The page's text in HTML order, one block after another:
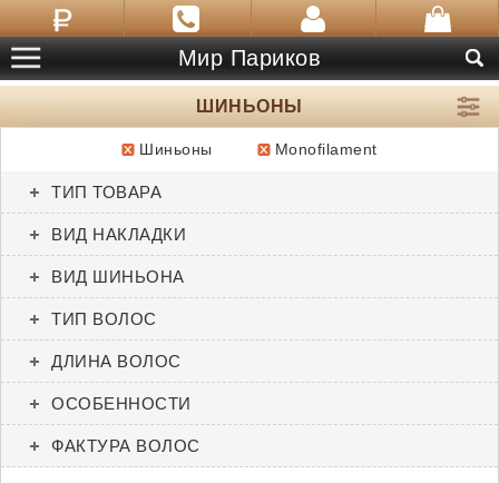
Мир Париков
ШИНЬОНЫ
Шиньоны Monofilament
ТИП ТОВАРА
ВИД НАКЛАДКИ
ВИД ШИНЬОНА
ТИП ВОЛОС
ДЛИНА ВОЛОС
ОСОБЕННОСТИ
ФАКТУРА ВОЛОС
Mini Topper